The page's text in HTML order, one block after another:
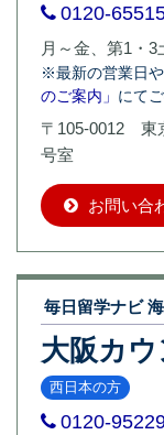
0120-
月～金、第1・
※最新の営業日
のご案内」 にて
〒105-0012 東
号室
お問い合
毎日留学ナビ
大阪カ
西日本の方
0120-